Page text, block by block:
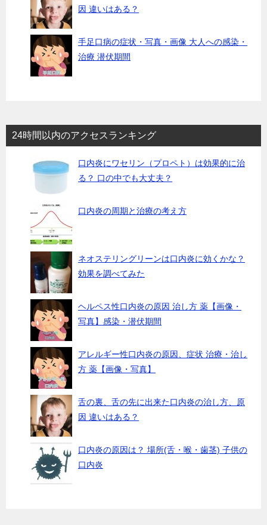
因 違いはある？
手足口病の症状・写真・画像 大人への感染・
治療 潜伏期間
24時間以内のアクセスランキング
口内炎にワセリン（プロペト）は効果的に治
る？ 口の中でも大丈夫？
口内炎の周期と治療の考え方
ネオステリングリーンは口内炎に効くかな？
効果を調べてみた
ヘルペス性口内炎の原因 治し方 薬【画像・
写真】感染・潜伏期間
アレルギー性口内炎の原因、症状 治療・治し
方 薬【画像・写真】
舌の裏、舌の先に出来た口内炎の治し方、原
因 違いはある？
口内炎の原因は？ 場所(舌・喉・歯茎) 子供の
口内炎